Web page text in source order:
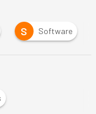
S Software